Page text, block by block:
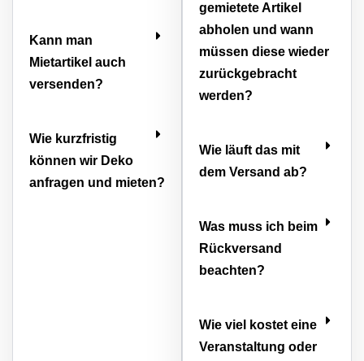
Kann man
Mietartikel auch
versenden?
Wie kurzfristig
können wir Deko
anfragen und mieten?
gemietete Artikel
abholen und wann
müssen diese wieder
zurückgebracht
werden?
Wie läuft das mit
dem Versand ab?
Was muss ich beim
Rückversand
beachten?
Wie viel kostet eine
Veranstaltung oder